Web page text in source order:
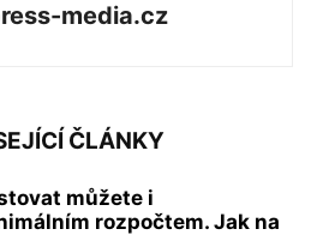
media.cz
ČLÁNKY
můžete i
rozpočtem. Jak na